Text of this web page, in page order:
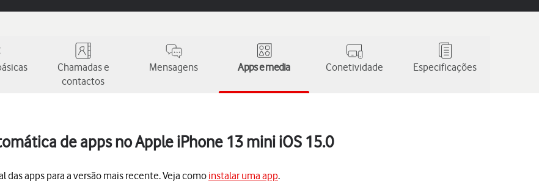
Chamadas e
contactos
Mensagens Apps e media Conetividade Especificações
de apps no Apple iPhone 13 mini iOS 15.0
apps para a versão mais recente. Veja como instalar uma app.